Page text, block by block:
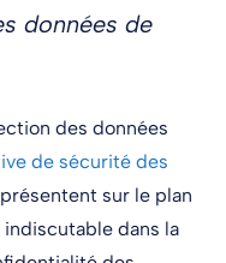
données de
des données
de sécurité des
sur le plan
dans la